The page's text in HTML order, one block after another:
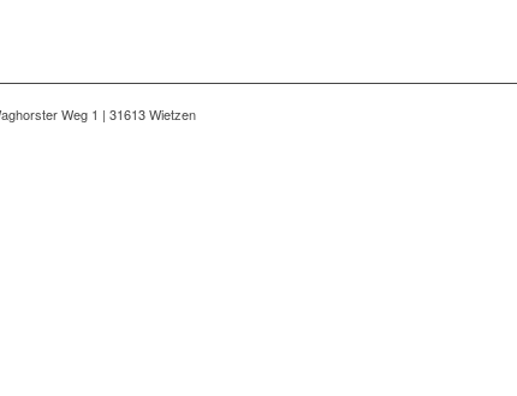
Weg 1 | 31613 Wietzen